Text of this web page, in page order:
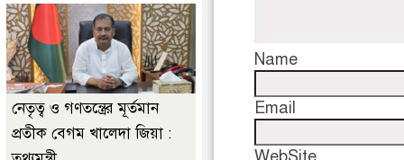
Name
Email
নেতৃত্ব ও গণতন্ত্রের মূর্তমান
প্রতীক বেগম খালেদা জিয়া :